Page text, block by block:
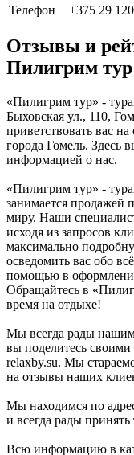
Телефон
+375 29
Отзывы и
Пилигрим тур
«Пилигрим тур» -
Быховская ул., 110,
приветствовать вас
города Гомель. Здесь
информацией о нас.
«Пилигрим тур» -
занимается продажей
миру. Наши
исходя из запросов
максимально
осведомить вас обо
помощью в
Обращайтесь в
время на отдыхе!
Мы всегда рады
вы поделитесь своими
relaxby.su. Мы
на отзывы наших
Мы находимся по
и всегда рады
Всю информацию в